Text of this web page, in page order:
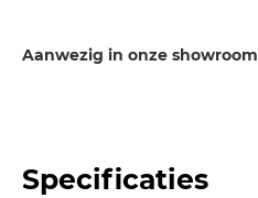
Aanwezig in onze showroom
Specificaties